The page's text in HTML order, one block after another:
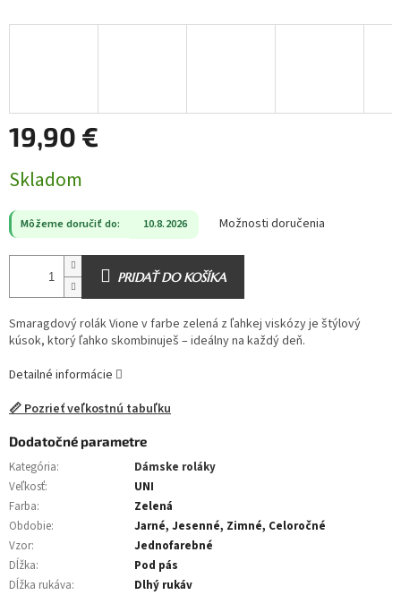
19,90 €
cena:
Skladom
Môžeme doručiť do: 10.8.2026 Možnosti doručenia
PRIDAŤ DO KOŠÍKA
Smaragdový rolák Vione v farbe zelená z ľahkej viskózy je štýlový
kúsok, ktorý ľahko skombinuješ – ideálny na každý deň.
Detailné informácie
📏 Pozrieť veľkostnú tabuľku
Dodatočné parametre
Kategória:
Dámske roláky
Veľkosť:
UNI
Farba:
Zelená
Obdobie:
Jarné, Jesenné, Zimné, Celoročné
Vzor:
Jednofarebné
Dĺžka:
Pod pás
Dĺžka rukáva:
Dlhý rukáv